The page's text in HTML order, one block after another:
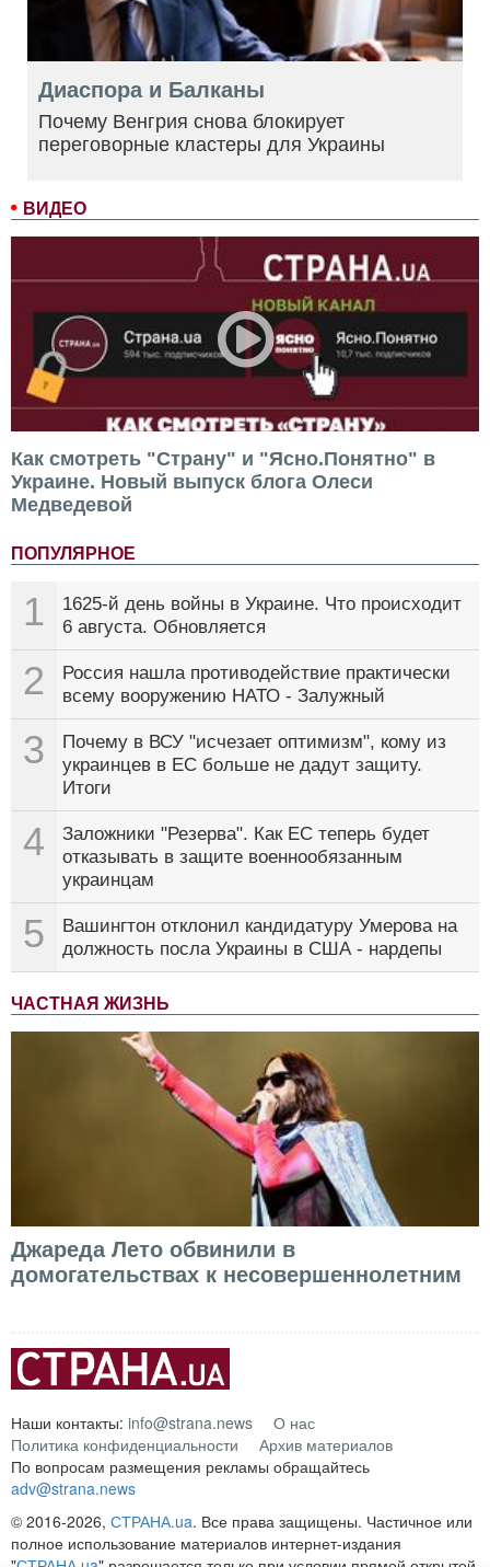
ВИДЕО
Как смотреть "Страну" и "Ясно.Понятно" в
Украине. Новый выпуск блога Олеси
Медведевой
ПОПУЛЯРНОЕ
1
1625-й день войны в Украине. Что происходит
6 августа. Обновляется
2
Россия нашла противодействие практически
всему вооружению НАТО - Залужный
3
Почему в ВСУ "исчезает оптимизм", кому из
украинцев в ЕС больше не дадут защиту.
Итоги
4
Заложники "Резерва". Как ЕС теперь будет
отказывать в защите военнообязанным
украинцам
5
Вашингтон отклонил кандидатуру Умерова на
должность посла Украины в США - нардепы
ЧАСТНАЯ ЖИЗНЬ
Джареда Лето обвинили в
домогательствах к несовершеннолетним
Диаспора и Балканы
Почему Венгрия снова блокирует
переговорные кластеры для Украины
Наши контакты: info@strana.news
О нас
Политика конфиденциальности
Архив материалов
По вопросам размещения рекламы обращайтесь
adv@strana.news
© 2016-2026, СТРАНА.ua. Все права защищены. Частичное или
полное использование материалов интернет-издания